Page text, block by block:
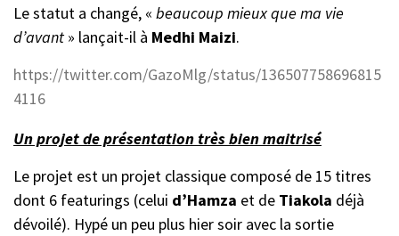
Le statut a changé, « beaucoup mieux que ma vie
d’avant » lançait-il à Medhi Maizi.
https://twitter.com/GazoMlg/status/136507758696815
4116
Un projet de présentation très bien maitrisé
Le projet est un projet classique composé de 15 titres
dont 6 featurings (celui d’Hamza et de Tiakola déjà
dévoilé). Hypé un peu plus hier soir avec la sortie